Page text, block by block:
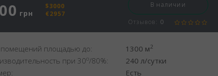
грн
$3000
€2957
В наличии
Отзывов: 0
площадью до: 1300 м2
при 30o/80%:
240 л/сутки
Есть